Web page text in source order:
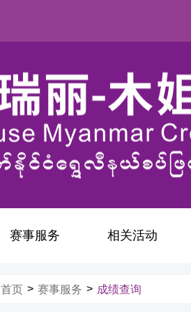
赛事服务 相关活动
首页 > 赛事服务 > 成绩查询